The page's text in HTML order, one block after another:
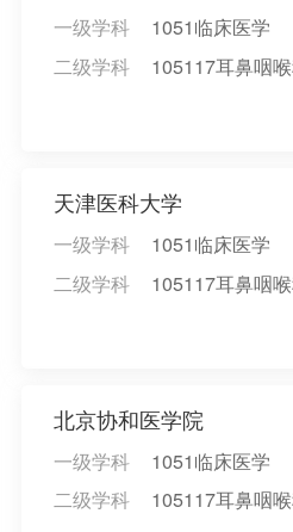
一级学科
1051临床医学
二级学科
105117耳鼻咽喉
天津医科大学
一级学科
1051临床医学
二级学科
105117耳鼻咽喉
北京协和医学院
一级学科
1051临床医学
二级学科
105117耳鼻咽喉